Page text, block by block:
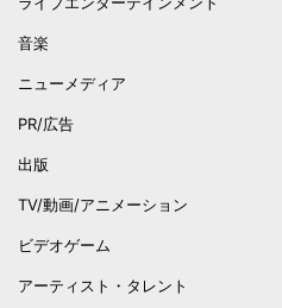
音楽
ニューメディア
PR/広告
出版
TV/動画/アニメーション
ビデオゲーム
アーティスト・タレント